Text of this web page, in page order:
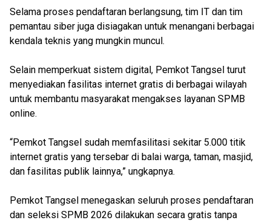
Selama proses pendaftaran berlangsung, tim IT dan tim
pemantau siber juga disiagakan untuk menangani berbagai
kendala teknis yang mungkin muncul.
Selain memperkuat sistem digital, Pemkot Tangsel turut
menyediakan fasilitas internet gratis di berbagai wilayah
untuk membantu masyarakat mengakses layanan SPMB
online.
“Pemkot Tangsel sudah memfasilitasi sekitar 5.000 titik
internet gratis yang tersebar di balai warga, taman, masjid,
dan fasilitas publik lainnya,” ungkapnya.
Pemkot Tangsel menegaskan seluruh proses pendaftaran
dan seleksi SPMB 2026 dilakukan secara gratis tanpa